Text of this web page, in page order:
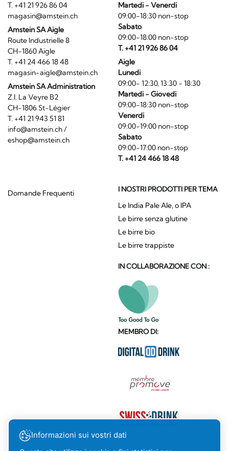
T. +41 21 926 86 04
magasin@amstein.ch
Amstein SA Aigle
Route Industrielle 8
CH-1860 Aigle
T. +41 24 466 18 48
magasin-aigle@amstein.ch
Amstein SA Administration
Z.I. La Veyre B2
CH-1806 St-Légier
T. +41 21 943 51 81
info@amstein.ch/
eshop@amstein.ch
Martedi - Venerdi
09:00-18:30 non-stop
Sabato
09:00-18:00 non-stop
T. +41 21 926 86 04
Aigle
Lunedi
09:00- 12:30, 13:30 - 18:30
Martedi - Giovedi
09:00-18:30 non-stop
Venerdi
09:00-19:00 non-stop
Sabato
09:00-17:00 non-stop
T. +41 24 466 18 48
Domande Frequenti I NOSTRI PRODOTTI PER TEMA
Le India Pale Ale, o IPA
Le birre senza glutine
Le birre bio
Le birre trappiste
IN COLLABORAZIONE CON :
MEMBRO DI:
Informazioni sui vostri dati